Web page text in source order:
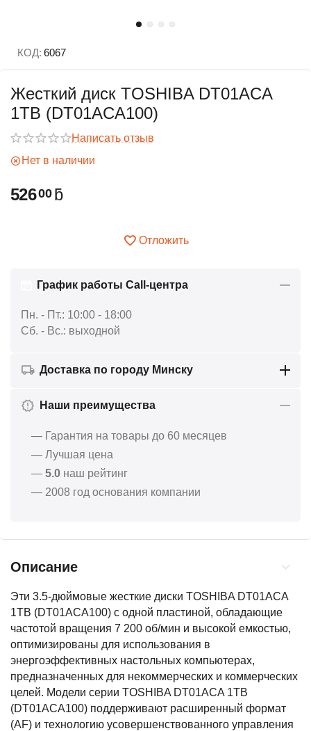
КОД: 6067
Жесткий диск TOSHIBA DT01ACA
1TB (DT01ACA100)
Написать отзыв
Нет в наличии
52600 ƃ
Отложить
График работы Call-центра
Пн. - Пт.: 10:00 - 18:00
Сб. - Вс.: выходной
Доставка по городу Минску
Наши преимущества
— Гарантия на товары до 60 месяцев
— Лучшая цена
— 5.0 наш рейтинг
— 2008 год основания компании
Описание
Эти 3.5-дюймовые жесткие диски TOSHIBA DT01ACA
1TB (DT01ACA100) с одной пластиной, обладающие
частотой вращения 7 200 об/мин и высокой емкостью,
оптимизированы для использования в
энергоэффективных настольных компьютерах,
предназначенных для некоммерческих и коммерческих
целей. Модели серии TOSHIBA DT01ACA 1TB
(DT01ACA100) поддерживают расширенный формат
(AF) и технологию усовершенствованного управления